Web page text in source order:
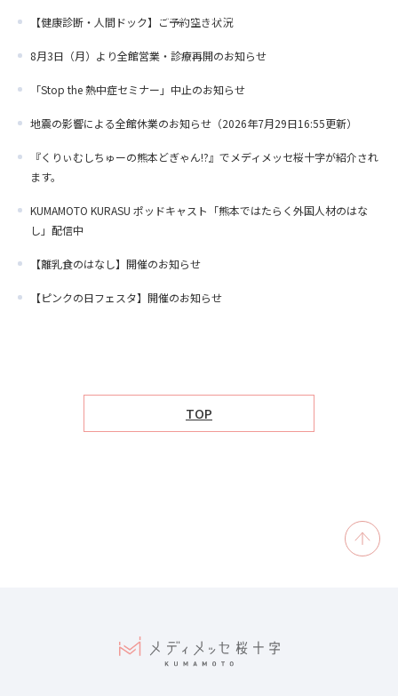
【健康診断・人間ドック】ご予約空き状況
8月3日（月）より全館営業・診療再開のお知らせ
「Stop the 熱中症セミナー」中止のお知らせ
地震の影響による全館休業のお知らせ（2026年7月29日16:55更新）
『くりぃむしちゅーの熊本どぎゃん!?』でメディメッセ桜十字が紹介され
ます。
KUMAMOTO KURASU ポッドキャスト「熊本ではたらく外国人材のはな
し」配信中
【離乳食のはなし】開催のお知らせ
【ピンクの日フェスタ】開催のお知らせ
TOP